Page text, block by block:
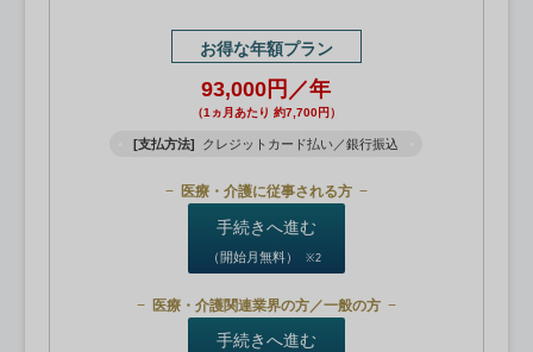
お得な年額プラン
93,000円／年
（1ヵ月あたり 約7,700円）
[支払方法] クレジットカード払い／銀行振込
医療・介護に従事される方
手続きへ進む
（開始月無料） ※2
医療・介護関連業界の方／一般の方
手続きへ進む